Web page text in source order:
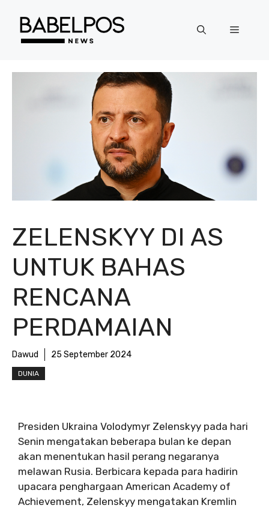
Menu
ZELENSKYY DI AS
UNTUK BAHAS
RENCANA
PERDAMAIAN
Dawud 25 September 2024
DUNIA
Presiden Ukraina Volodymyr Zelenskyy pada hari
Senin mengatakan beberapa bulan ke depan
akan menentukan hasil perang negaranya
melawan Rusia. Berbicara kepada para hadirin
upacara penghargaan American Academy of
Achievement, Zelenskyy mengatakan Kremlin